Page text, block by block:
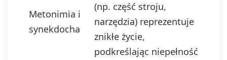
Metonimia i
synekdocha
(np. część stroju,
narzędzia) reprezentuje
znikłe życie,
podkreślając niepełność